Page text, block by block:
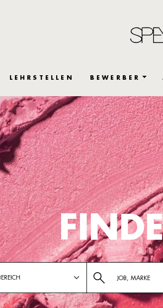
LEHRSTELLEN BEWERBER